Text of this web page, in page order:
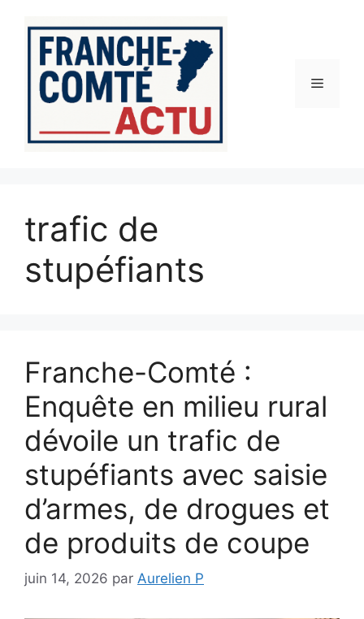
contenu
Menu
trafic de
stupéfiants
Franche-Comté :
Enquête en milieu rural
dévoile un trafic de
stupéfiants avec saisie
d’armes, de drogues et
de produits de coupe
juin 14, 2026 par Aurelien P